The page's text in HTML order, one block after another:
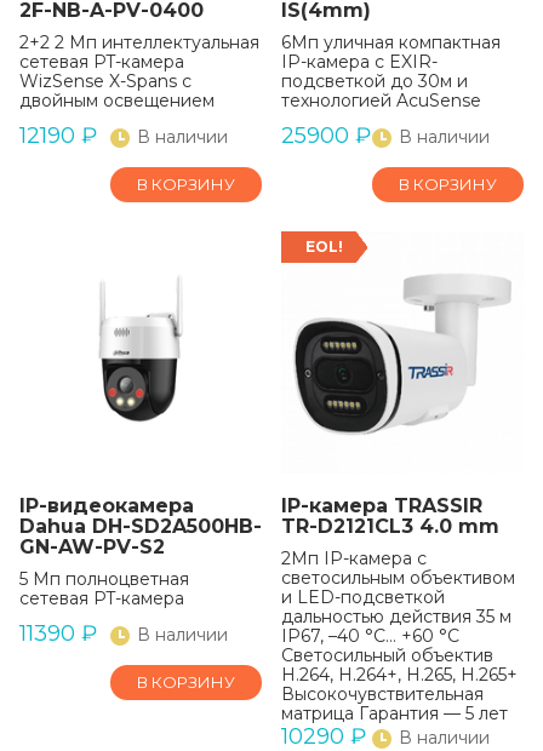
2F-NB-A-PV-0400
2+2 2 Мп интеллектуальная
сетевая PT-камера
WizSense X-Spans с
двойным освещением
12190 ₽ В наличии
В КОРЗИНУ
IS(4mm)
6Мп уличная компактная
IP-камера с EXIR-
подсветкой до 30м и
технологией AcuSense
25900 ₽ В наличии
В КОРЗИНУ
IP-видеокамера
Dahua DH-SD2A500HB-
GN-AW-PV-S2
5 Мп полноцветная
сетевая PT-камера
11390 ₽ В наличии
В КОРЗИНУ
EOL!
IP-камера TRASSIR
TR-D2121CL3 4.0 mm
2Мп IP-камера с
светосильным объективом
и LED-подсветкой
дальностью действия 35 м
IP67, –40 °C… +60 °C
Светосильный объектив
H.264, H.264+, H.265, H.265+
Высокочувствительная
матрица Гарантия — 5 лет
10290 ₽ В наличии